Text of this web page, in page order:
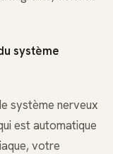
système
système nerveux
est automatique
votre